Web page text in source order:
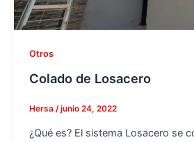
Otros
Colado de Losacero
Hersa /junio 24, 2022
¿Qué es? El sistema Losacero se